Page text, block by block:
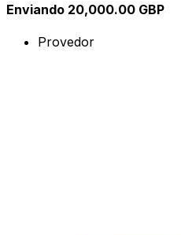
Enviando 20,000.00 GBP
Provedor